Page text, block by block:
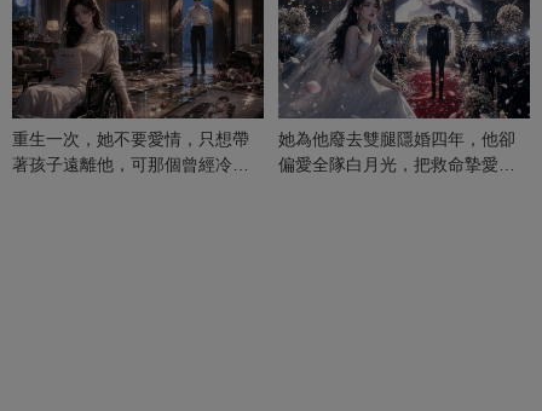
重生一次，她不要愛情，只想帶
著孩子遠離他，可那個曾經冷漠
她為他廢去雙腿隱婚四年，他卻
偏愛全隊白月光，把救命摯愛當